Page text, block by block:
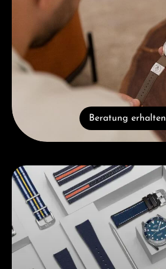
Beratung erhalten
Kategoriegalerie überspringen